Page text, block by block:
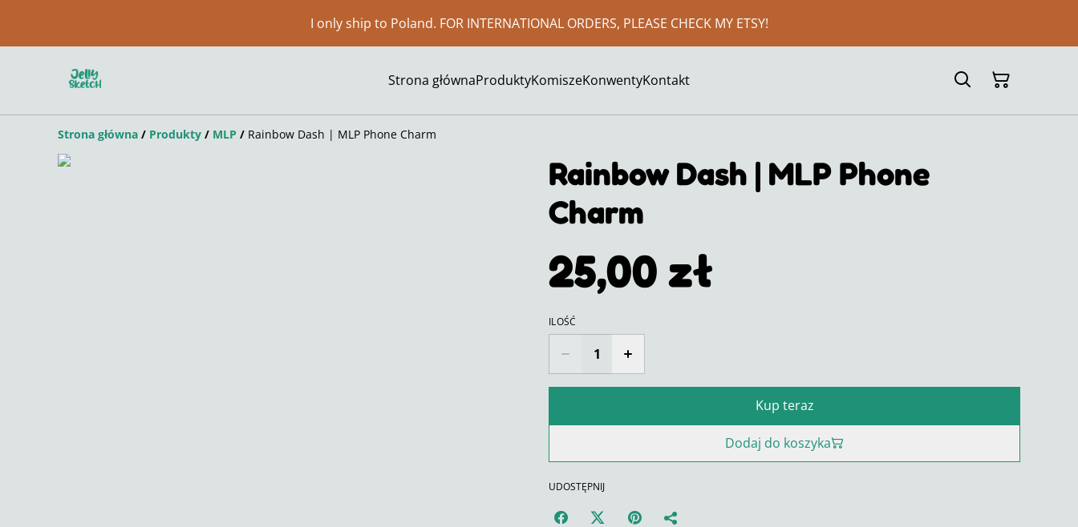
I only ship to Poland. FOR INTERNATIONAL ORDERS, PLEASE CHECK MY ETSY!
Strona głównaProduktyKomiszeKonwentyKontakt
Strona główna / Produkty / MLP / Rainbow Dash | MLP Phone Charm
Rainbow Dash | MLP Phone
Charm
25,00 zł
ILOŚĆ
Kup teraz
Dodaj do koszyka
UDOSTĘPNIJ